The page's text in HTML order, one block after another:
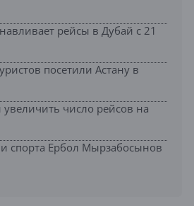
рейсы в Дубай с 21
посетили Астану в
увеличить число рейсов на
спорта Ербол Мырзабосынов